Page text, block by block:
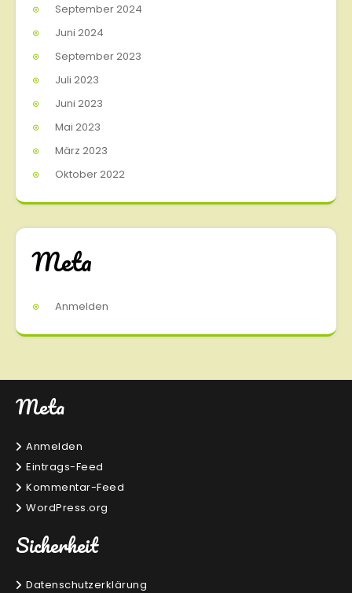
September 2024
Juni 2024
September 2023
Juli 2023
Juni 2023
Mai 2023
März 2023
Oktober 2022
Meta
Anmelden
Meta
Anmelden
Eintrags-Feed
Kommentar-Feed
WordPress.org
Sicherheit
Datenschutzerklärung